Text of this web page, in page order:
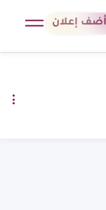
أضف إعلان